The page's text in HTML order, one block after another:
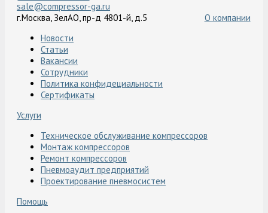
sale@compressor-ga.ru
г.Москва, ЗелАО, пр-д 4801-й, д.5
О компании
Новости
Статьи
Вакансии
Сотрудники
Политика конфидециальности
Сертификаты
Услуги
Техническое обслуживание компрессоров
Монтаж компрессоров
Ремонт компрессоров
Пневмоаудит предприятий
Проектирование пневмосистем
Помощь